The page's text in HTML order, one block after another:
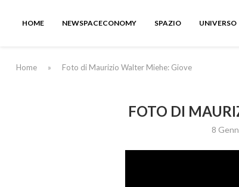
HOME NEWSPACECONOMY SPAZIO UNIVERSO
Home » Foto di Maurizio Walter Miehe: Giove
FOTO DI
8